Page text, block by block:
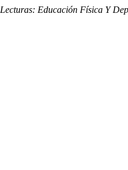
Lecturas: Educación Física Y